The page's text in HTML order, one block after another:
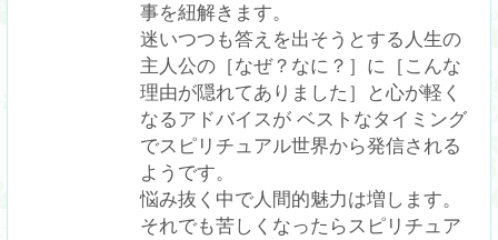
事を紐解きます。
迷いつつも答えを出そうとする人生の
主人公の［なぜ？なに？］に［こんな
理由が隠れてありました］と心が軽く
なるアドバイスが ベストなタイミング
でスピリチュアル世界から発信される
ようです。
悩み抜く中で人間的魅力は増します。
それでも苦しくなったらスピリチュア